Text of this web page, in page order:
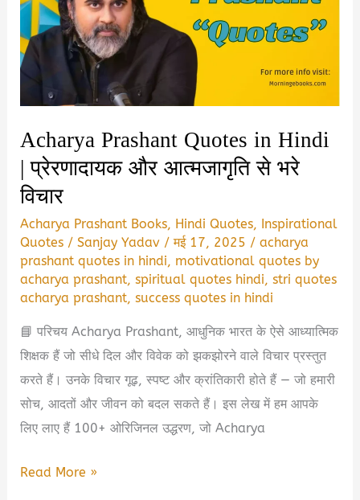
रक्षा
बंधन
कोट्स
2025
Acharya Prashant Quotes in Hindi
| प्रेरणादायक और आत्मजागृति से भरे
विचार
Acharya Prashant Books, Hindi Quotes, Inspirational
Quotes /Sanjay Yadav /मई 17, 2025 /acharya
prashant quotes in hindi, motivational quotes by
acharya prashant,spiritual quotes hindi,stri quotes
acharya prashant,success quotes in hindi
📘 परिचय Acharya Prashant, आधुनिक भारत के ऐसे आध्यात्मिक
शिक्षक हैं जो सीधे दिल और विवेक को झकझोरने वाले विचार प्रस्तुत
करते हैं। उनके विचार गूढ़, स्पष्ट और क्रांतिकारी होते हैं — जो हमारी
सोच, आदतों और जीवन को बदल सकते हैं। इस लेख में हम आपके
लिए लाए हैं 100+ ओरिजिनल उद्धरण, जो Acharya
Acharya
Read More »